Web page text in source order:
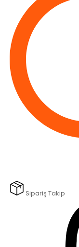
Sipariş Takip